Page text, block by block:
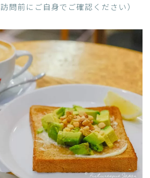
問前にご自身でご確認ください）